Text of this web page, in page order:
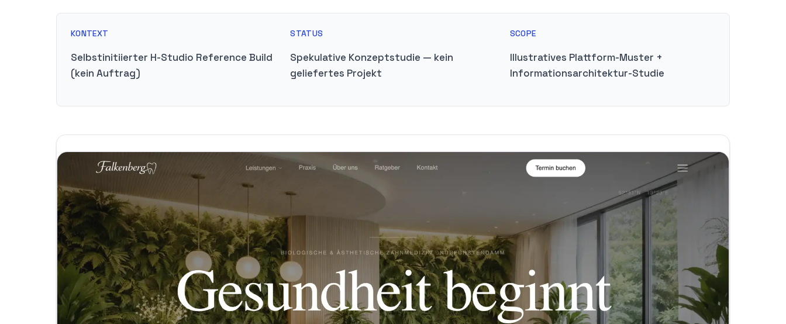
KONTEXT
Selbstinitiierter H-Studio Reference Build
(kein Auftrag)
STATUS
Spekulative Konzeptstudie — kein
geliefertes Projekt
SCOPE
Illustratives Plattform-Muster +
Informationsarchitektur-Studie